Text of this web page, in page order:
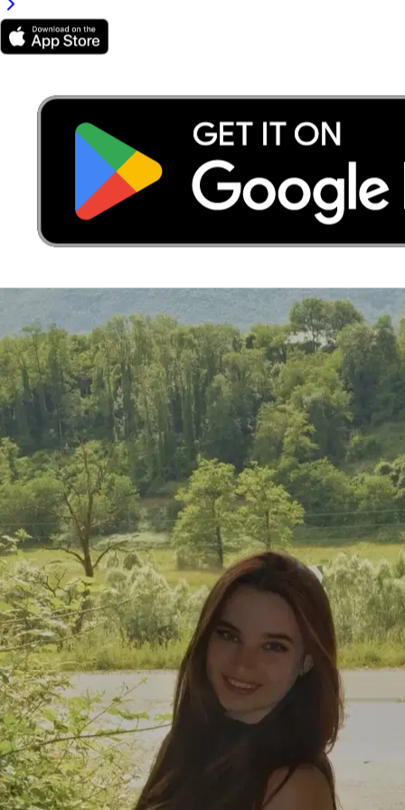
Les espaces verts de la ville et le réseau de pet sitters, en chiffres.
2
Indice dog-friendly
Carte canine de Aix-les-Bains : parcs,
vétérinaires et pet sitters à proximité
sur la carte (données OpenStreetMap). 0 % des pet sitters Sittsy
vivent à moins de 2 km d’un espace pour chiens. Touchez un
point pour plus de détails.
Espace pour chiens (avec le nombre de pet sitters dans un rayon de
<2 km) Clinique vétérinaire
Parcs : OpenStreetMap. Pet sitters à proximité : données Sittsy.
Localisation des cliniques approximative ; confirmez l’adresse et les
horaires sur leur site web.
Météo et soins pour votre chien à Aix-les-
Bains
Les deux prochaines semaines à Aix-les-Bains s’annoncent
chaudes : 11 jours sur 14 dépasseront 30 °C. Prévoyez les
promenades tôt le matin et en fin de journée.C’est exactement ce
qu’un bon promeneur prend en compte à chaque sortie. Prévisions
sur 14 jours (Open-Meteo) ; mises à jour quotidiennement.
🔥Jour le plus difficile :Ven 14 Aoû
, 38 °C. Promenez-les
uniquement tôt le matin et au crépuscule ; évitez complètement le
milieu de la journée (12 h–19 h). Testez l’asphalte avec le dos de la
main : si vous ne pouvez pas la laisser 5 secondes, cela brûle leurs
coussinets. Eau fraîche en permanence et surveillance accrue des
races brachycéphales, des chiots et des chiens âgés.
Sam 8
🔥
34°
19°
Très chaud
Dim 9